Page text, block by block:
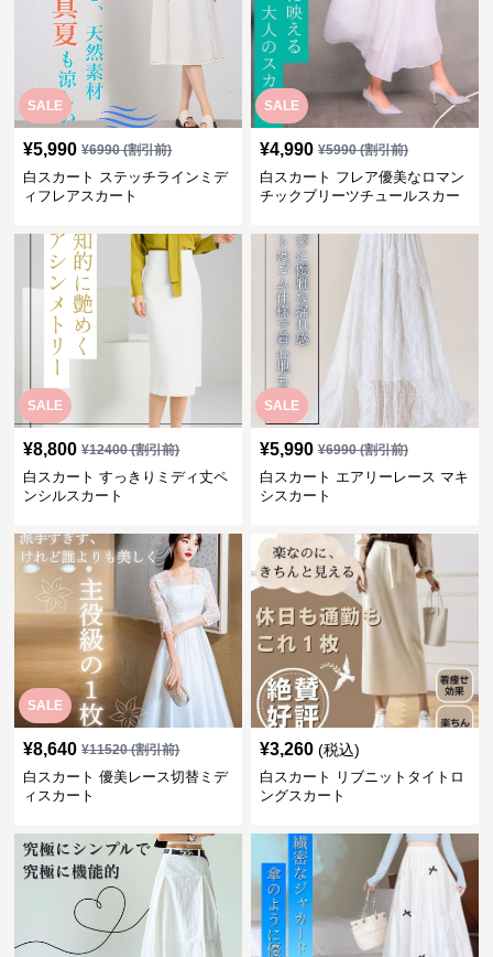
SALE
¥5,990 ¥6990(割引前)
白スカート ステッチラインミデ
ィフレアスカート
SALE
¥4,990 ¥5990(割引前)
白スカート フレア優美なロマン
チックブリーツチュールスカー
SALE
¥8,800 ¥12400(割引前)
白スカート すっきりミディ丈ペ
ンシルスカート
SALE
¥5,990 ¥6990(割引前)
白スカート エアリーレース マキ
シスカート
SALE
¥8,640 ¥11520(割引前)
白スカート 優美レース切替ミデ
ィスカート
¥3,260 (税込)
白スカート リブニットタイトロ
ングスカート